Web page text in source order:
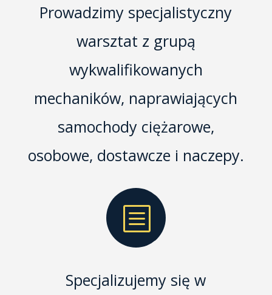
Prowadzimy specjalistyczny
warsztat z grupą
wykwalifikowanych
mechaników, naprawiających
samochody ciężarowe,
osobowe, dostawcze i naczepy.
b
Specjalizujemy się w